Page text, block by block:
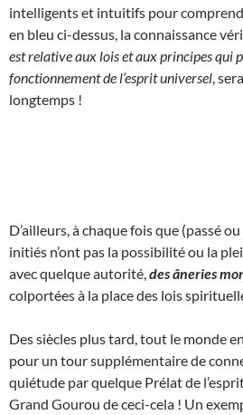
intelligents et intuitifs pour
en bleu ci-dessus, la connaissance
est relative aux lois et aux principes qui
fonctionnement de l’esprit universel ,
longtemps !
D’ailleurs, à chaque fois que (passé
initiés n’ont pas la possibilité ou la
avec quelque autorité, des âneries
colportées à la place des lois
Des siècles plus tard, tout le monde
pour un tour supplémentaire de
quiétude par quelque Prélat de
Grand Gourou de ceci-cela ! Un